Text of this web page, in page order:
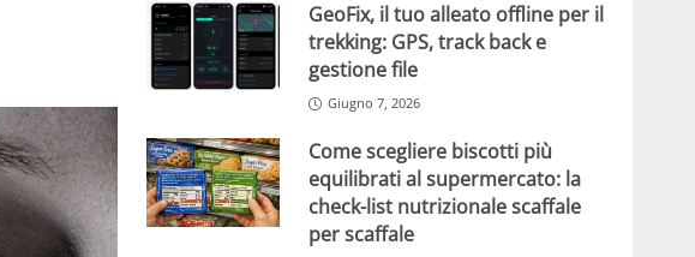
GeoFix, il tuo alleato offline per il
trekking: GPS, track back e
gestione file
Giugno 7, 2026
Come scegliere biscotti più
equilibrati al supermercato: la
check-list nutrizionale scaffale
per scaffale